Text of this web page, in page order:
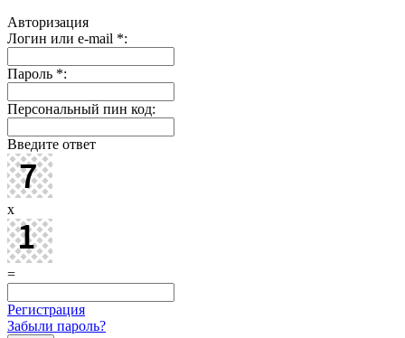
Авторизация
Логин или e-mail *:
Пароль *:
Персональный пин код:
Введите ответ
x
=
Регистрация
Забыли пароль?